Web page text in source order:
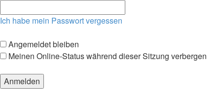
Ich habe mein Passwort vergessen
Angemeldet bleiben
Meinen Online-Status während dieser Sitzung verbergen